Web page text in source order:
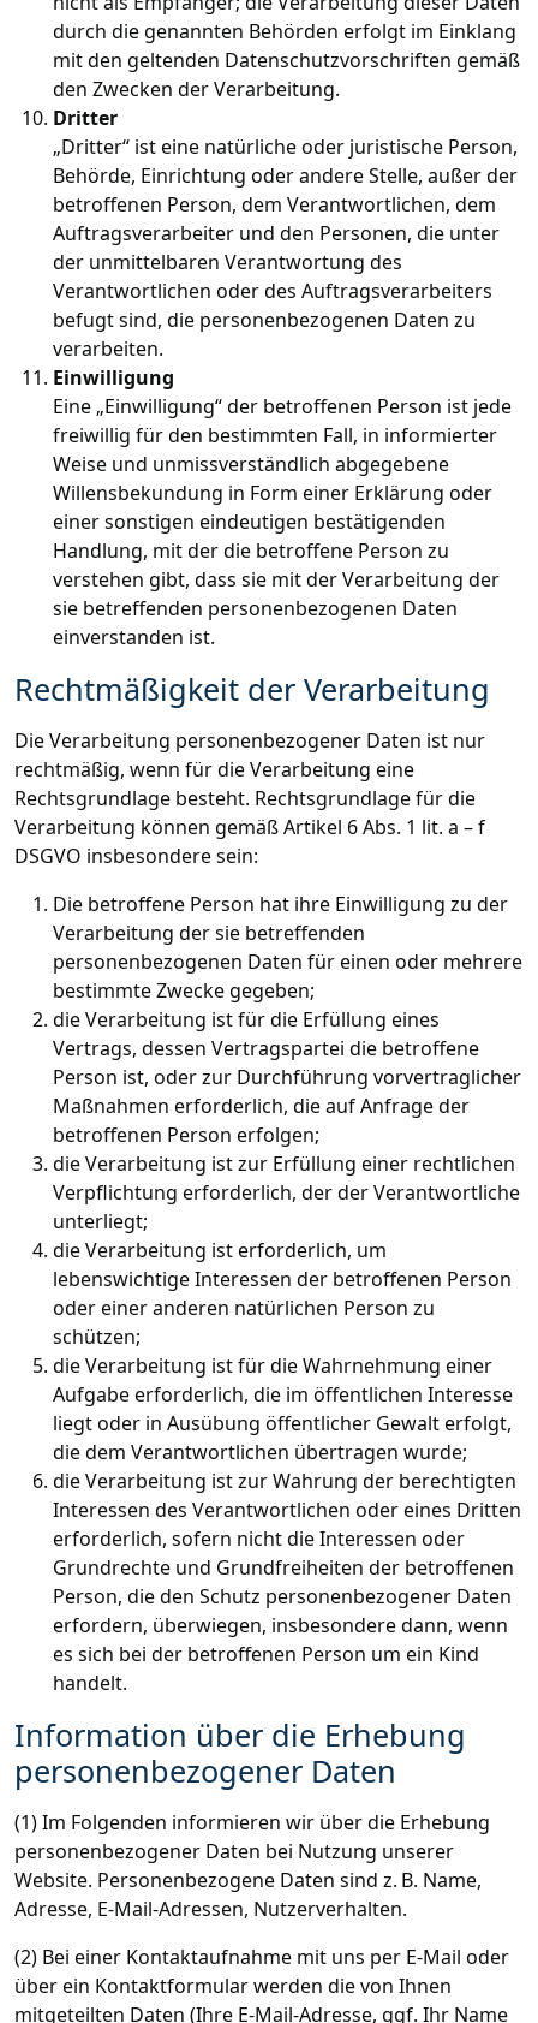
durch die genannten Behörden erfolgt im Einklang
mit den geltenden Datenschutzvorschriften gemäß
den Zwecken der Verarbeitung.
Dritter
„Dritter“ ist eine natürliche oder juristische Person,
Behörde, Einrichtung oder andere Stelle, außer der
betroffenen Person, dem Verantwortlichen, dem
Auftragsverarbeiter und den Personen, die unter
der unmittelbaren Verantwortung des
Verantwortlichen oder des Auftragsverarbeiters
befugt sind, die personenbezogenen Daten zu
verarbeiten.
Einwilligung
Eine „Einwilligung“ der betroffenen Person ist jede
freiwillig für den bestimmten Fall, in informierter
Weise und unmissverständlich abgegebene
Willensbekundung in Form einer Erklärung oder
einer sonstigen eindeutigen bestätigenden
Handlung, mit der die betroffene Person zu
verstehen gibt, dass sie mit der Verarbeitung der
sie betreffenden personenbezogenen Daten
einverstanden ist.
Rechtmäßigkeit der Verarbeitung
Die Verarbeitung personenbezogener Daten ist nur
rechtmäßig, wenn für die Verarbeitung eine
Rechtsgrundlage besteht. Rechtsgrundlage für die
Verarbeitung können gemäß Artikel 6 Abs. 1 lit. a – f
DSGVO insbesondere sein:
Die betroffene Person hat ihre Einwilligung zu der
Verarbeitung der sie betreffenden
personenbezogenen Daten für einen oder mehrere
bestimmte Zwecke gegeben;
die Verarbeitung ist für die Erfüllung eines
Vertrags, dessen Vertragspartei die betroffene
Person ist, oder zur Durchführung vorvertraglicher
Maßnahmen erforderlich, die auf Anfrage der
betroffenen Person erfolgen;
die Verarbeitung ist zur Erfüllung einer rechtlichen
Verpflichtung erforderlich, der der Verantwortliche
unterliegt;
die Verarbeitung ist erforderlich, um
lebenswichtige Interessen der betroffenen Person
oder einer anderen natürlichen Person zu
schützen;
die Verarbeitung ist für die Wahrnehmung einer
Aufgabe erforderlich, die im öffentlichen Interesse
liegt oder in Ausübung öffentlicher Gewalt erfolgt,
die dem Verantwortlichen übertragen wurde;
die Verarbeitung ist zur Wahrung der berechtigten
Interessen des Verantwortlichen oder eines Dritten
erforderlich, sofern nicht die Interessen oder
Grundrechte und Grundfreiheiten der betroffenen
Person, die den Schutz personenbezogener Daten
erfordern, überwiegen, insbesondere dann, wenn
es sich bei der betroffenen Person um ein Kind
handelt.
Information über die Erhebung
personenbezogener Daten
(1) Im Folgenden informieren wir über die Erhebung
personenbezogener Daten bei Nutzung unserer
Website. Personenbezogene Daten sind z. B. Name,
Adresse, E-Mail-Adressen, Nutzerverhalten.
(2) Bei einer Kontaktaufnahme mit uns per E-Mail oder
über ein Kontaktformular werden die von Ihnen
mitgeteilten Daten (Ihre E-Mail-Adresse, ggf. Ihr Name